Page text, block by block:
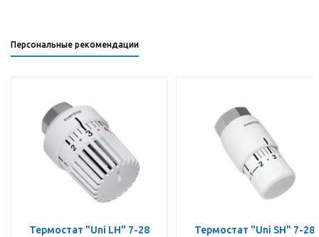
Персональные рекомендации
Термостат "Uni LH" 7-28
Термостат "Uni SH" 7-28